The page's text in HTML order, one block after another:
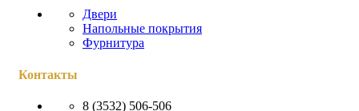
Двери
Напольные покрытия
Фурнитура
Контакты
8 (3532) 506-506